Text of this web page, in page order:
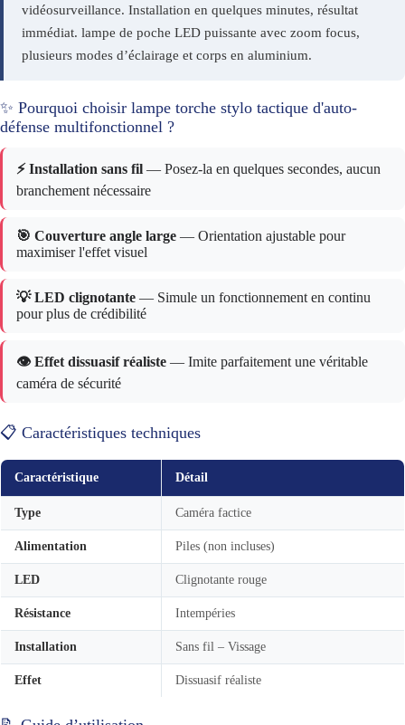
vidéosurveillance. Installation en quelques minutes, résultat
immédiat. lampe de poche LED puissante avec zoom focus,
plusieurs modes d’éclairage et corps en aluminium.
✨ Pourquoi choisir lampe torche stylo tactique d'auto-
défense multifonctionnel ?
⚡ Installation sans fil — Posez-la en quelques secondes, aucun
branchement nécessaire
🎯 Couverture angle large — Orientation ajustable pour
maximiser l'effet visuel
💡 LED clignotante — Simule un fonctionnement en continu
pour plus de crédibilité
👁️ Effet dissuasif réaliste — Imite parfaitement une véritable
caméra de sécurité
📋 Caractéristiques techniques
Caractéristique Détail
Type Caméra factice
Alimentation Piles (non incluses)
LED Clignotante rouge
Résistance Intempéries
Installation Sans fil – Vissage
Effet Dissuasif réaliste